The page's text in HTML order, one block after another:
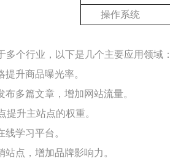
操作系统
个行业，以下是几个主要应用领域：
升商品曝光率。
多篇文章，增加网站流量。
提升主站点的权重。
学习平台。
点，增加品牌影响力。